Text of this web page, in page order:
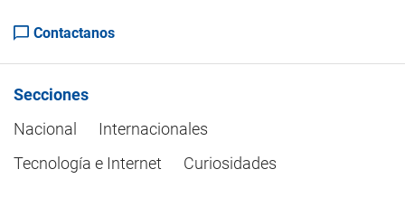
Contactanos
Secciones
Nacional
Internacionales
Tecnología e Internet
Curiosidades